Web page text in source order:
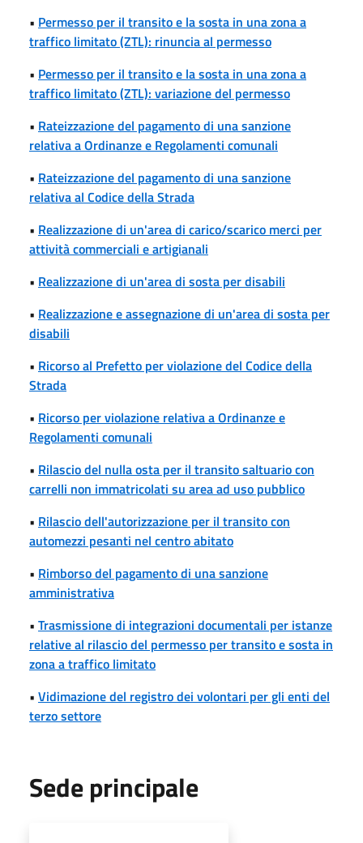
• Permesso per il transito e la sosta in una zona a
traffico limitato (ZTL): rinuncia al permesso
• Permesso per il transito e la sosta in una zona a
traffico limitato (ZTL): variazione del permesso
• Rateizzazione del pagamento di una sanzione
relativa a Ordinanze e Regolamenti comunali
• Rateizzazione del pagamento di una sanzione
relativa al Codice della Strada
• Realizzazione di un'area di carico/scarico merci per
attività commerciali e artigianali
• Realizzazione di un'area di sosta per disabili
• Realizzazione e assegnazione di un'area di sosta per
disabili
• Ricorso al Prefetto per violazione del Codice della
Strada
• Ricorso per violazione relativa a Ordinanze e
Regolamenti comunali
• Rilascio del nulla osta per il transito saltuario con
carrelli non immatricolati su area ad uso pubblico
• Rilascio dell'autorizzazione per il transito con
automezzi pesanti nel centro abitato
• Rimborso del pagamento di una sanzione
amministrativa
• Trasmissione di integrazioni documentali per istanze
relative al rilascio del permesso per transito e sosta in
zona a traffico limitato
• Vidimazione del registro dei volontari per gli enti del
terzo settore
Sede principale